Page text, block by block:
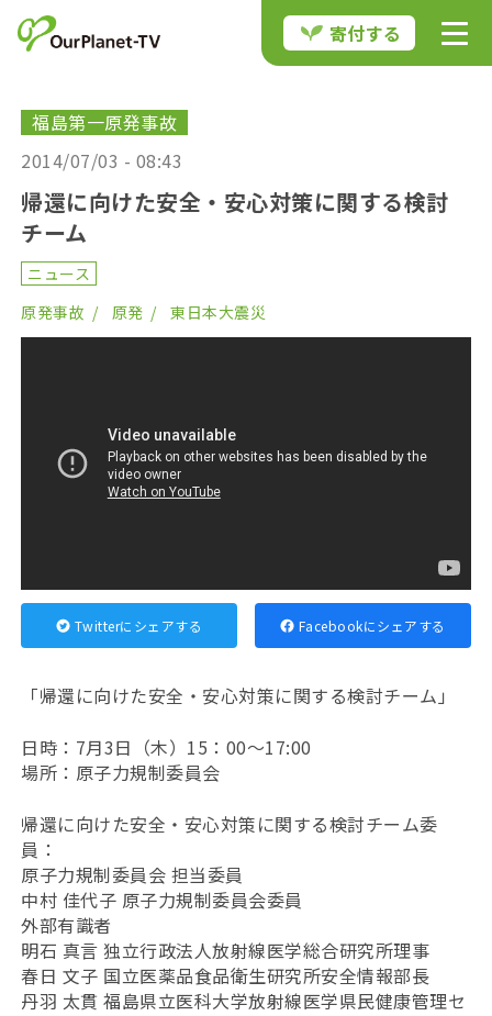
寄付する
福島第一原発事故
2014/07/03 - 08:43
帰還に向けた安全・安心対策に関する検討
チーム
ニュース
原発事故
原発 東日本大震災
Twitterにシェアする Facebookにシェアする
「帰還に向けた安全・安心対策に関する検討チーム」
日時：7月3日（木）15：00～17:00
場所：原子力規制委員会
帰還に向けた安全・安心対策に関する検討チーム委
員：
原子力規制委員会 担当委員
中村 佳代子 原子力規制委員会委員
外部有識者
明石 真言 独立行政法人放射線医学総合研究所理事
春日 文子 国立医薬品食品衛生研究所安全情報部長
丹羽 太貫 福島県立医科大学放射線医学県民健康管理セ